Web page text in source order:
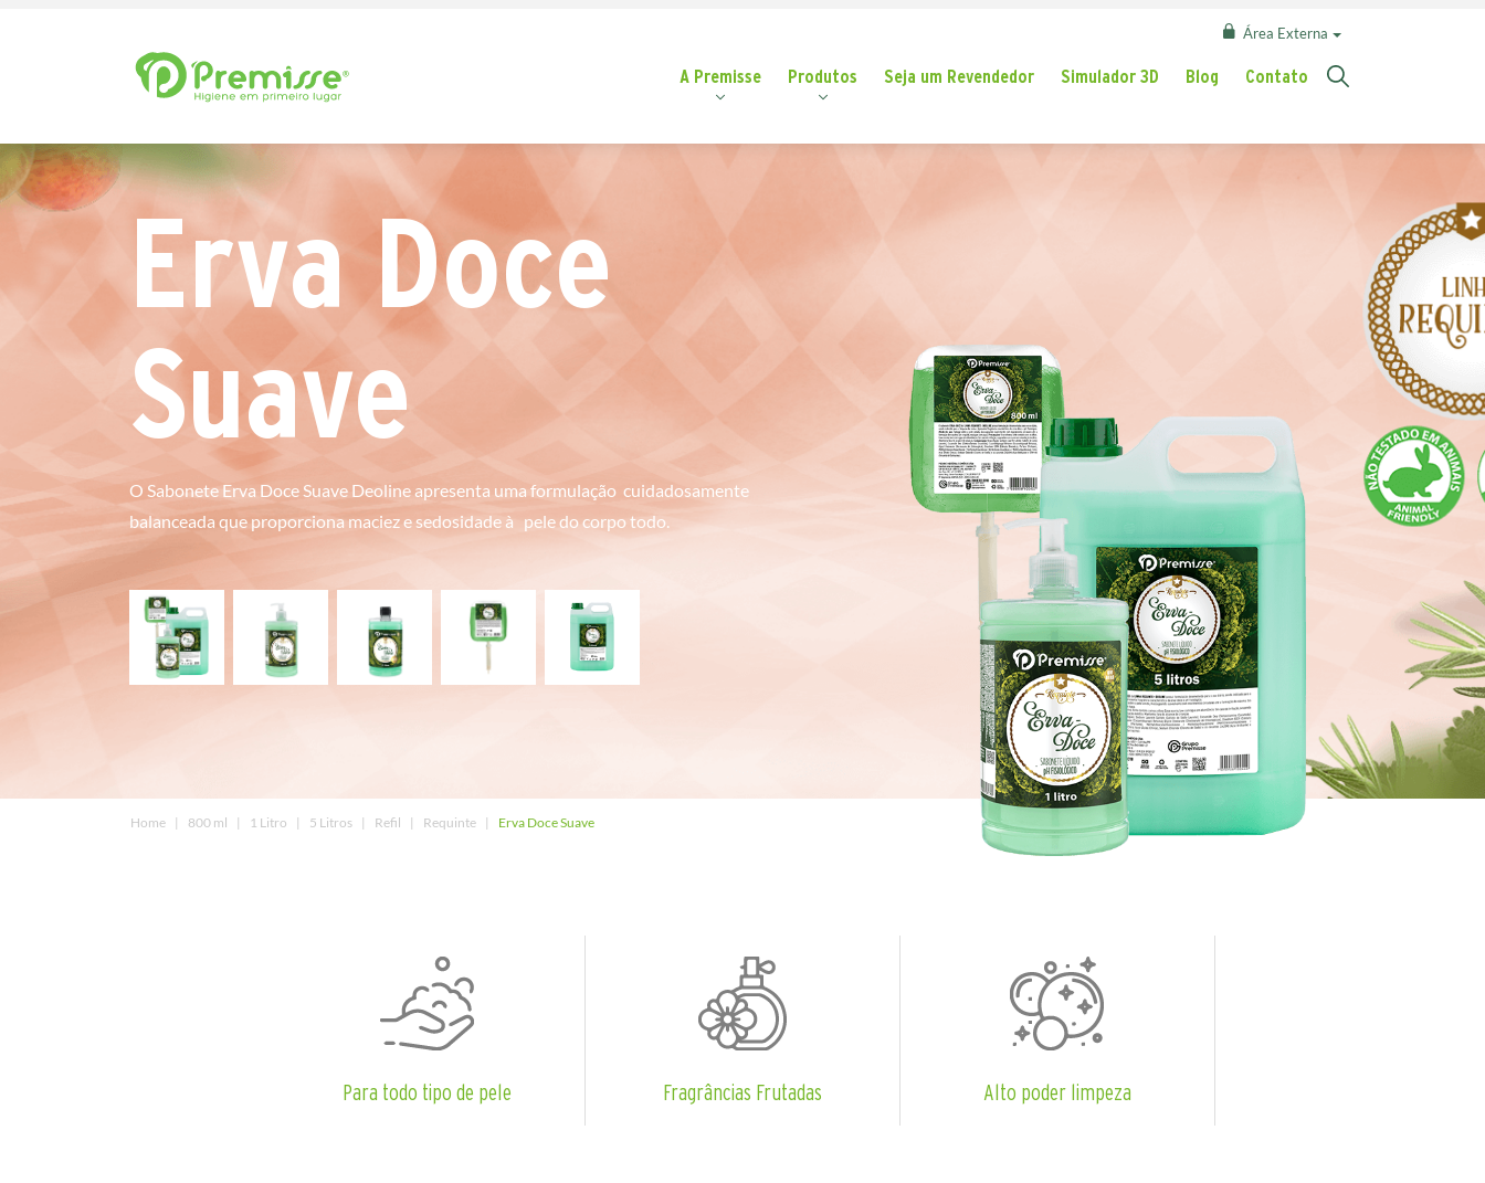
Área Externa
A Premisse Produtos Seja um Revendedor Simulador 3D Blog Contato
Erva Doce
Suave
O Sabonete Erva Doce Suave Deoline apresenta uma formulação cuidadosamente
balanceada que proporciona maciez e sedosidadeà pele do corpo todo.
Home 800 ml 1 Litro 5 Litros Refil Requinte Erva Doce Suave
Para todo tipo de pele Fragrâncias Frutadas Alto poder limpeza